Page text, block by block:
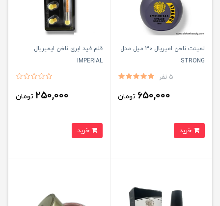
لمینت ناخن امپریال 30 میل مدل
STRONG
5 نفر
650,000 تومان
قلم فید ابری ناخن ایمپریال
IMPERIAL
250,000 تومان